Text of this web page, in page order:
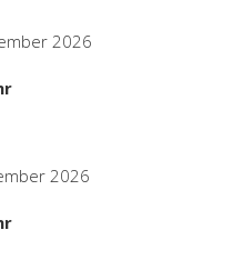
2026
2026